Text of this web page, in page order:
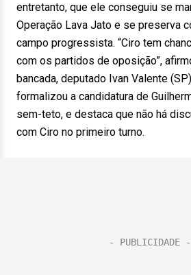
entretanto, que ele conseguiu se
Operação Lava Jato e se preserva
campo progressista. “Ciro tem
com os partidos de oposição”,
bancada, deputado Ivan Valente
formalizou a candidatura de
sem-teto, e destaca que não há
com Ciro no primeiro turno.